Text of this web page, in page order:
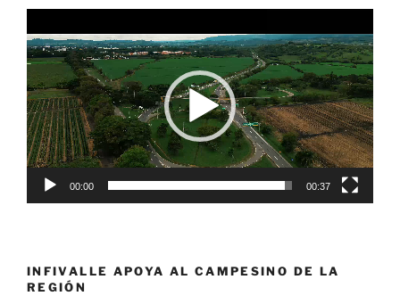
de
vídeo
00:00 00:37
INFIVALLE APOYA AL CAMPESINO DE LA
REGIÓN